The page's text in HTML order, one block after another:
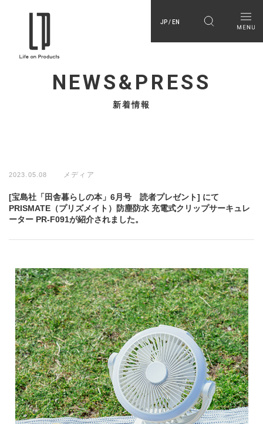
JP / EN
NEWS&PRESS
新着情報
2023.05.08 メディア
[宝島社「田舎暮らしの本」6月号 読者プレゼント] にて
PRISMATE（プリズメイト）防塵防水 充電式クリップサーキュレ
ーター PR-F091が紹介されました。